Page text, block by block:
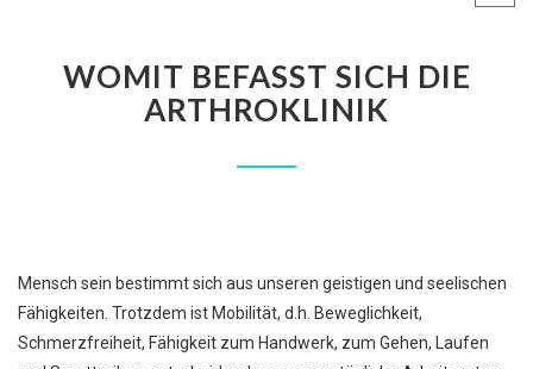
WOMIT BEFASST SICH DIE
ARTHROKLINIK
Mensch sein bestimmt sich aus unseren geistigen und seelischen
Fähigkeiten. Trotzdem ist Mobilität, d.h. Beweglichkeit,
Schmerzfreiheit, Fähigkeit zum Handwerk, zum Gehen, Laufen